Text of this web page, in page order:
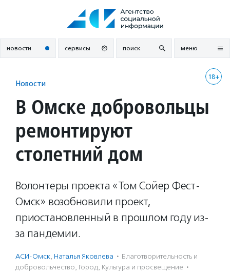
новости сервисы поиск меню
18+
Новости
В Омске добровольцы
ремонтируют
столетний дом
Волонтеры проекта «Том Сойер Фест-
Омск» возобновили проект,
приостановленный в прошлом году из-
за пандемии.
АСИ-Омск, Наталья Яковлева · Благотвори­тель­ность и
доброволь­чест­во, Город, Культура и просвещение ·